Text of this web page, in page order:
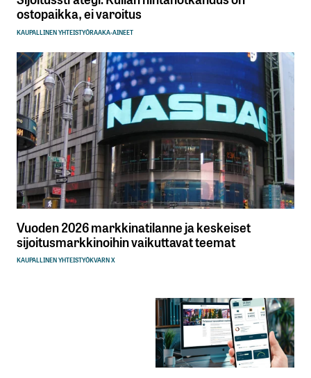
ostopaikka, ei varoitus
KAUPALLINEN YHTEISTYÖRAAKA-AINEET
Vuoden 2026 markkinatilanne ja keskeiset
sijoitusmarkkinoihin vaikuttavat teemat
KAUPALLINEN YHTEISTYÖKVARN X